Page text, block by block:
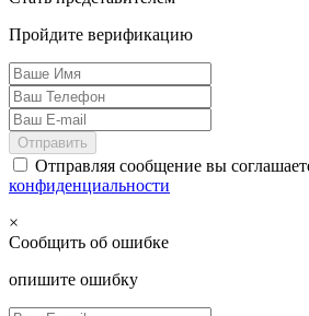
Пройдите верификацию
Отправить
Отправляя сообщение вы
конфиденциальности
×
Сообщить об ошибке
опишите ошибку